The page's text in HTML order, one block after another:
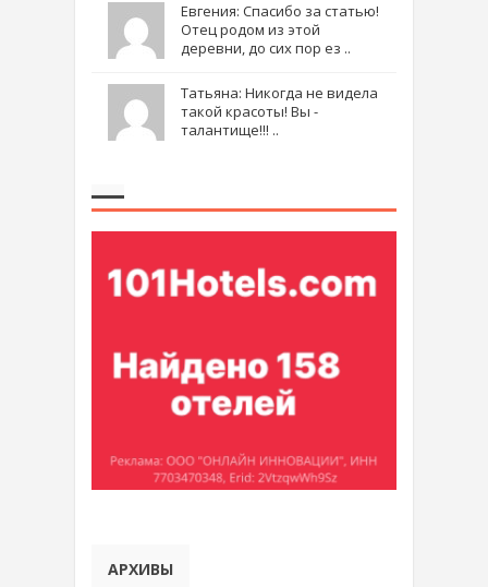
Евгения: Спасибо за статью!
Отец родом из этой
деревни, до сих пор ез ..
Татьяна: Никогда не видела
такой красоты! Вы -
талантище!!! ..
АРХИВЫ